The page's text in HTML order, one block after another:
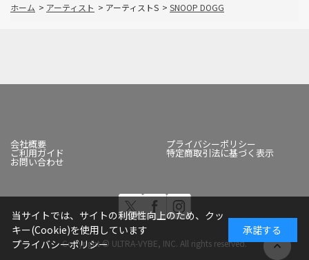
ホーム > アーティスト > アーティストS > SNOOP DOGG
会社概要 プライバシーポリシー
ご利用ガイド 特定商取引法に基づく表示
お問い合わせ
Copyright © ULTRA-VYBE, INC. All rights reserved.
当サイトでは、サイトの利便性向上のため、クッ
キー(Cookie)を使用しています
プライバシーポリシー
承諾する